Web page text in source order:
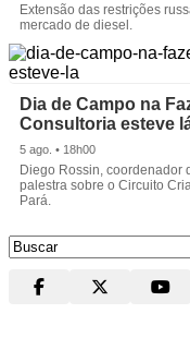
Extensão das restrições
mercado de diesel.
Dia de Campo na
Consultoria esteve
5 ago. • 18h00
Diego Rossin, coordenador
palestra sobre o Circuito
Pará.